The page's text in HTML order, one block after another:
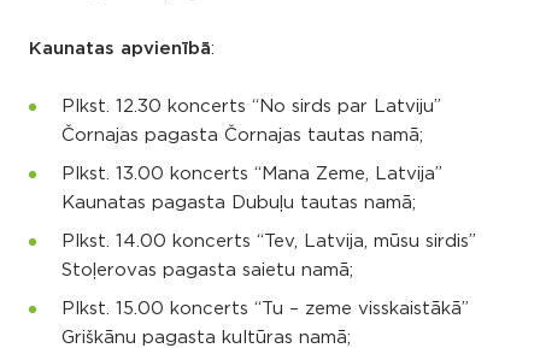
Kaunatas apvienībā:
Plkst. 12.30 koncerts “No sirds par Latviju”
Čornajas pagasta Čornajas tautas namā;
Plkst. 13.00 koncerts “Mana Zeme, Latvija”
Kaunatas pagasta Dubuļu tautas namā;
Plkst. 14.00 koncerts “Tev, Latvija, mūsu sirdis”
Stoļerovas pagasta saietu namā;
Plkst. 15.00 koncerts “Tu – zeme visskaistākā”
Griškānu pagasta kultūras namā;